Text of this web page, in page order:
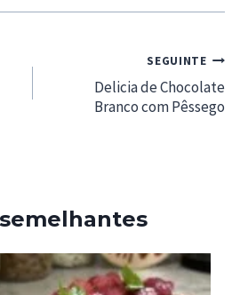
SEGUINTE
Delicia de Chocolate
Branco com Pêssego